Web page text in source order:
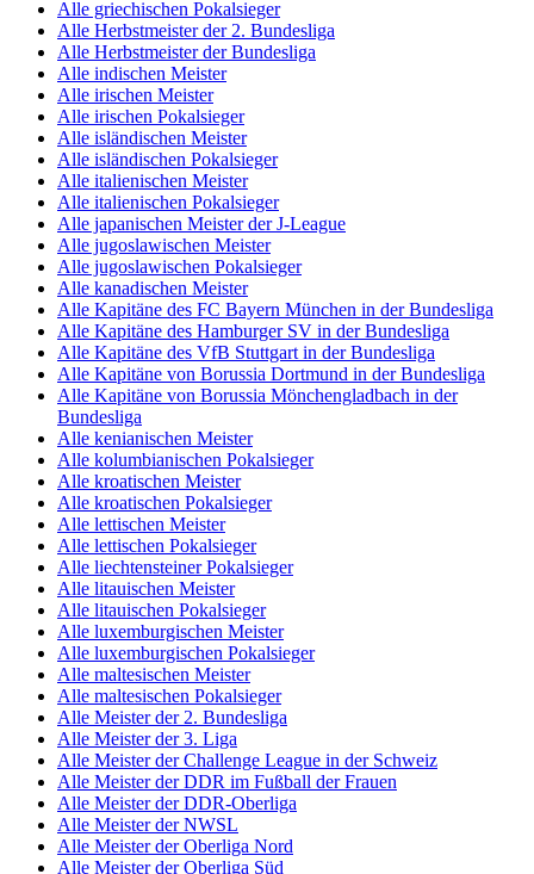
Alle griechischen Pokalsieger
Alle Herbstmeister der 2. Bundesliga
Alle Herbstmeister der Bundesliga
Alle indischen Meister
Alle irischen Meister
Alle irischen Pokalsieger
Alle isländischen Meister
Alle isländischen Pokalsieger
Alle italienischen Meister
Alle italienischen Pokalsieger
Alle japanischen Meister der J-League
Alle jugoslawischen Meister
Alle jugoslawischen Pokalsieger
Alle kanadischen Meister
Alle Kapitäne des FC Bayern München in der Bundesliga
Alle Kapitäne des Hamburger SV in der Bundesliga
Alle Kapitäne des VfB Stuttgart in der Bundesliga
Alle Kapitäne von Borussia Dortmund in der Bundesliga
Alle Kapitäne von Borussia Mönchengladbach in der
Bundesliga
Alle kenianischen Meister
Alle kolumbianischen Pokalsieger
Alle kroatischen Meister
Alle kroatischen Pokalsieger
Alle lettischen Meister
Alle lettischen Pokalsieger
Alle liechtensteiner Pokalsieger
Alle litauischen Meister
Alle litauischen Pokalsieger
Alle luxemburgischen Meister
Alle luxemburgischen Pokalsieger
Alle maltesischen Meister
Alle maltesischen Pokalsieger
Alle Meister der 2. Bundesliga
Alle Meister der 3. Liga
Alle Meister der Challenge League in der Schweiz
Alle Meister der DDR im Fußball der Frauen
Alle Meister der DDR-Oberliga
Alle Meister der NWSL
Alle Meister der Oberliga Nord
Alle Meister der Oberliga Süd